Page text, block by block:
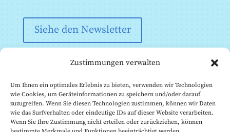
Zustimmungen verwalten
Um Ihnen ein optimales Erlebnis zu bieten, verwenden wir Technologien
wie Cookies, um Geräteinformationen zu speichern und/oder darauf
zuzugreifen. Wenn Sie diesen Technologien zustimmen, können wir Daten
wie das Surfverhalten oder eindeutige IDs auf dieser Website verarbeiten.
Wenn Sie Ihre Zustimmung nicht erteilen oder zurückziehen, können
Siehe den Newsletter